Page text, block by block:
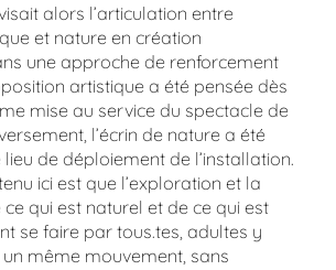
alors l’articulation entre
et nature en création
une approche de renforcement
artistique a été pensée dès
mise au service du spectacle de
l’écrin de nature a été
de déploiement de l’installation.
ici est que l’exploration et la
qui est naturel et de ce qui est
se faire par tous.tes, adultes y
même mouvement, sans